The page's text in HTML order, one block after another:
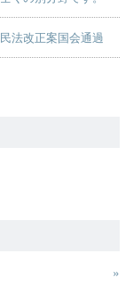
法改正案国会通過
»